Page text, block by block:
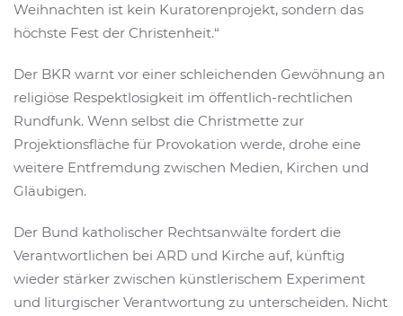
Weihnachten ist kein Kuratorenprojekt, sondern das
höchste Fest der Christenheit.“
Der BKR warnt vor einer schleichenden Gewöhnung an
religiöse Respektlosigkeit im öffentlich-rechtlichen
Rundfunk. Wenn selbst die Christmette zur
Projektionsfläche für Provokation werde, drohe eine
weitere Entfremdung zwischen Medien, Kirchen und
Gläubigen.
Der Bund katholischer Rechtsanwälte fordert die
Verantwortlichen bei ARD und Kirche auf, künftig
wieder stärker zwischen künstlerischem Experiment
und liturgischer Verantwortung zu unterscheiden. Nicht